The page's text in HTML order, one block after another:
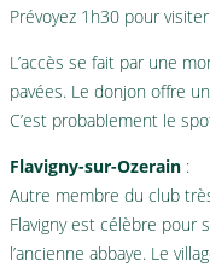
Prévoyez 1h30 pour
L’accès se fait par une
pavées. Le donjon offre
C’est probablement le
Flavigny-sur-Ozerain :
Autre membre du club
Flavigny est célèbre pour
l’ancienne abbaye. Le